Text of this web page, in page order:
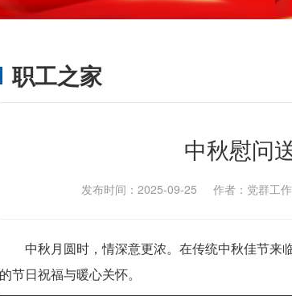
职工之家
中秋慰问
发布时间：2025-09-25 作者：党群
中秋月圆时，情深意更浓。在传统中秋佳节
的节日祝福与暖心关怀。